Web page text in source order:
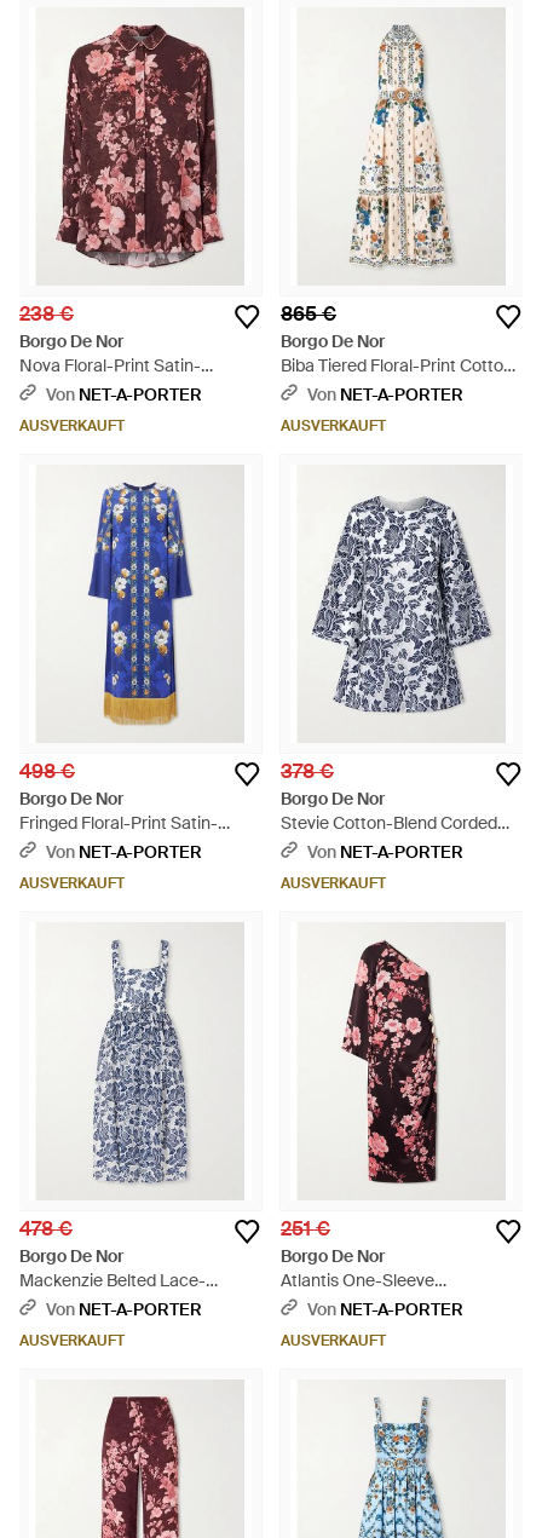
238 €
Borgo De Nor
Nova Floral-Print Satin-
Jacquard Shirt - Rot
Von NET-A-PORTER
AUSVERKAUFT
865 €
Borgo De Nor
Biba Tiered Floral-Print Cotton-
Poplin Maxi Dress - Weiß
Von NET-A-PORTER
AUSVERKAUFT
498 €
Borgo De Nor
Fringed Floral-Print Satin-
Crepe Maxi Dress - Blau
Von NET-A-PORTER
AUSVERKAUFT
378 €
Borgo De Nor
Stevie Cotton-Blend Corded
Lace Mini Dress - Blau
Von NET-A-PORTER
AUSVERKAUFT
478 €
Borgo De Nor
Mackenzie Belted Lace-
Paneled Cotton-Blend Midi
Von NET-A-PORTER
AUSVERKAUFT
251 €
Borgo De Nor
Atlantis One-Sleeve
Embellished Printed Satin Midi
Von NET-A-PORTER
AUSVERKAUFT